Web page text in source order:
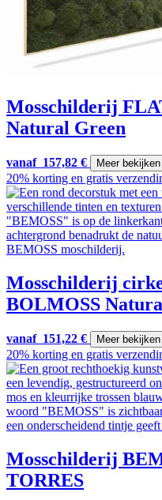
Mosschilderij
Natural Green
vanaf 157,82 € Meer bekijken
20% korting en gratis
Mosschilderij
BOLMOSS
vanaf 151,22 € Meer bekijken
20% korting en gratis
Mosschilderij
TORRES